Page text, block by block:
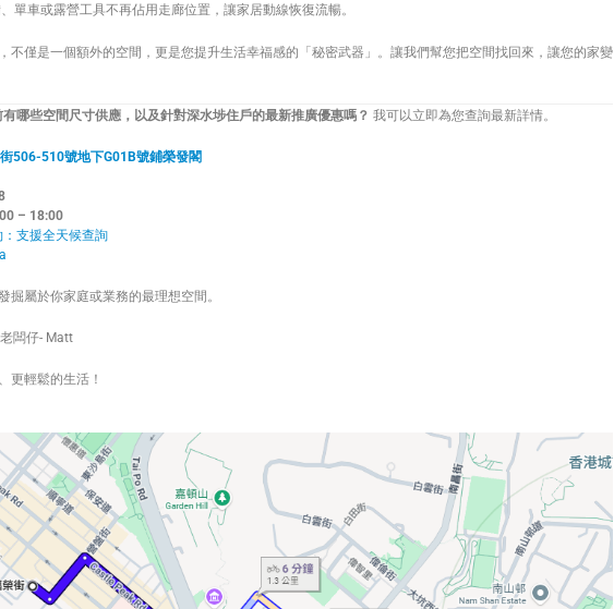
單車或露營工具不再佔用走廊位置，讓家居動線恢復流暢。
不僅是一個額外的空間，更是您提升生活幸福感的「秘密武器」。讓我們幫您把空間找回來，讓您的家變
哪些空間尺寸供應，以及針對深水埗住戶的最新推廣優惠嗎？ 我可以立即為您查詢最新詳情。
506-510號地下G01B號鋪榮發閣
線：8137 3221
– 18:00
支援全天候查詢
掘屬於你家庭或業務的最理想空間。
闆仔- Matt
更輕鬆的生活！